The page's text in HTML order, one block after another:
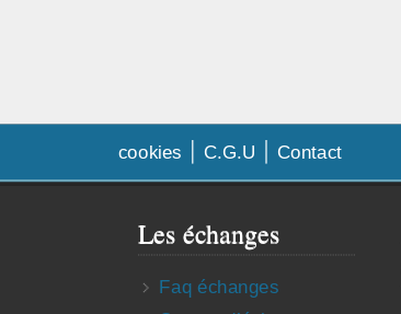
cookies C.G.U Contact
Les échanges
Faq échanges